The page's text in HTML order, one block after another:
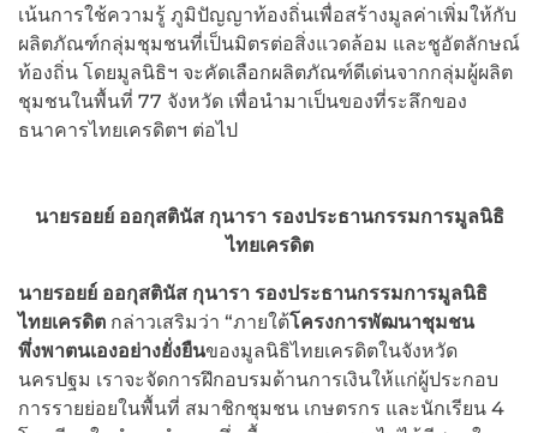
เน้นการใช้ความรู้ ภูมิปัญญาท้องถิ่นเพื่อสร้างมูลค่าเพิ่มให้กับ
ผลิตภัณฑ์กลุ่มชุมชนที่เป็นมิตรต่อสิ่งแวดล้อม และชูอัตลักษณ์
ท้องถิ่น โดยมูลนิธิฯ จะคัดเลือกผลิตภัณฑ์ดีเด่นจากกลุ่มผู้ผลิต
ชุมชนในพื้นที่ 77 จังหวัด เพื่อนำมาเป็นของที่ระลึกของ
ธนาคารไทยเครดิตฯ ต่อไป
นายรอยย์ ออกุสตินัส กุนารา รองประธานกรรมการมูลนิธิ
ไทยเครดิต
นายรอยย์ ออกุสตินัส กุนารา รองประธานกรรมการมูลนิธิ
ไทยเครดิต กล่าวเสริมว่า “ภายใต้โครงการพัฒนาชุมชน
พึ่งพาตนเองอย่างยั่งยืนของมูลนิธิไทยเครดิตในจังหวัด
นครปฐม เราจะจัดการฝึกอบรมด้านการเงินให้แก่ผู้ประกอบ
การรายย่อยในพื้นที่ สมาชิกชุมชน เกษตรกร และนักเรียน 4